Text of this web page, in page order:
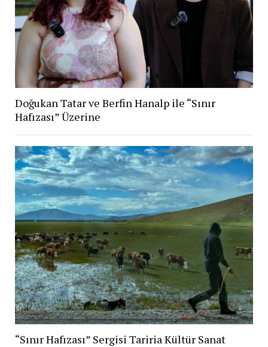
Doğukan Tatar ve Berfin Hanalp ile “Sınır
Hafızası” Üzerine
“Sınır Hafızası” Sergisi Tariria Kültür Sanat